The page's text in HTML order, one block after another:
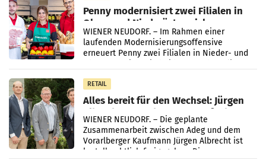
Penny modernisiert zwei Filialen in
Ober- und Niederösterreich
WIENER NEUDORF. – Im Rahmen einer
laufenden Modernisierungsoffensive
erneuert Penny zwei Filialen in Nieder- und
RETAIL
Alles bereit für den Wechsel: Jürgen
Albrecht setzt ab 1.1.2027 auf Adeg
WIENER NEUDORF. – Die geplante
Zusammenarbeit zwischen Adeg und dem
Vorarlberger Kaufmann Jürgen Albrecht ist
kartellrechtlich freigegeben: Die